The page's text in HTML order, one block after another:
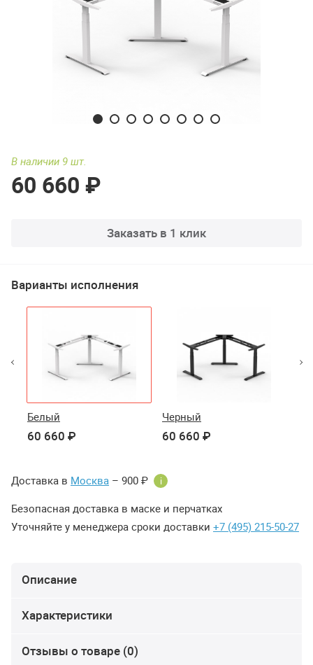
В наличии 9 шт.
60 660 ₽
Заказать в 1 клик
Варианты исполнения
Белый
60 660 ₽
Черный
60 660 ₽
Доставка в Москва – 900 ₽ i
Безопасная доставка в маске и перчатках
Уточняйте у менеджера сроки доставки +7 (495) 215-50-27
Описание
Характеристики
Отзывы о товаре (0)